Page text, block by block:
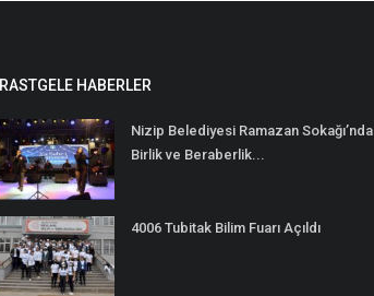
RASTGELE HABERLER
Nizip Belediyesi Ramazan Sokağı’nda
Birlik ve Beraberlik...
4006 Tubitak Bilim Fuarı Açıldı